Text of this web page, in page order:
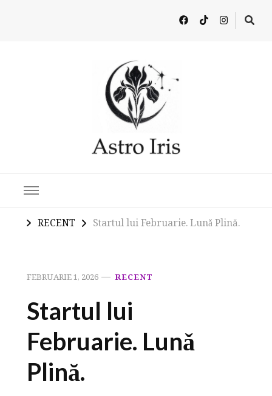
RECENT Startul lui Februarie. Lunǎ Plină.
FEBRUARIE 1, 2026 RECENT
Startul lui
Februarie. Lunǎ
Plină.